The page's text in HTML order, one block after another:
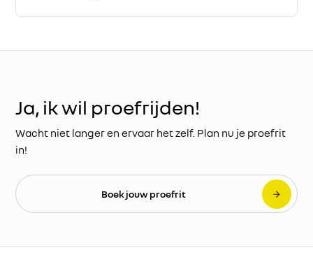
Ja, ik wil proefrijden!
Wacht niet langer en ervaar het zelf. Plan nu je proefrit
in!
Boek jouw proefrit